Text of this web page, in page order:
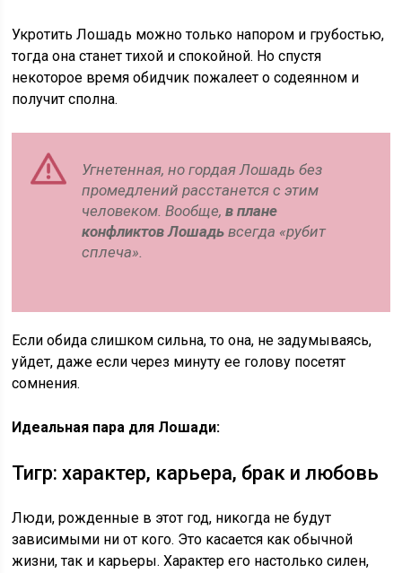
Укротить Лошадь можно только напором и грубостью,
тогда она станет тихой и спокойной. Но спустя
некоторое время обидчик пожалеет о содеянном и
получит сполна.
Угнетенная, но гордая Лошадь без
промедлений расстанется с этим
человеком. Вообще,в плане
конфликтов Лошадь всегда «рубит
сплеча».
Если обида слишком сильна, то она, не задумываясь,
уйдет, даже если через минуту ее голову посетят
сомнения.
Идеальная пара для Лошади:
Тигр: характер, карьера, брак и любовь
Люди, рожденные в этот год, никогда не будут
зависимыми ни от кого. Это касается как обычной
жизни, так и карьеры. Характер его настолько силен,